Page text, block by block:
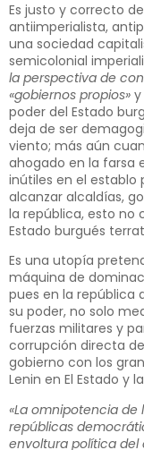
Es justo y correcto
antiimperialista,
una sociedad
semicolonial
la perspectiva de
«gobiernos propios»
poder del Estado
deja de ser
viento; más aún
ahogado en la farsa
inútiles en el establo
alcanzar alcaldías,
la república, esto no
Estado burgués
Es una utopía
máquina de
pues en la república
su poder, no solo
fuerzas militares y
corrupción directa
gobierno con los
Lenin en El Estado y
«La omnipotencia de
repúblicas
envoltura política